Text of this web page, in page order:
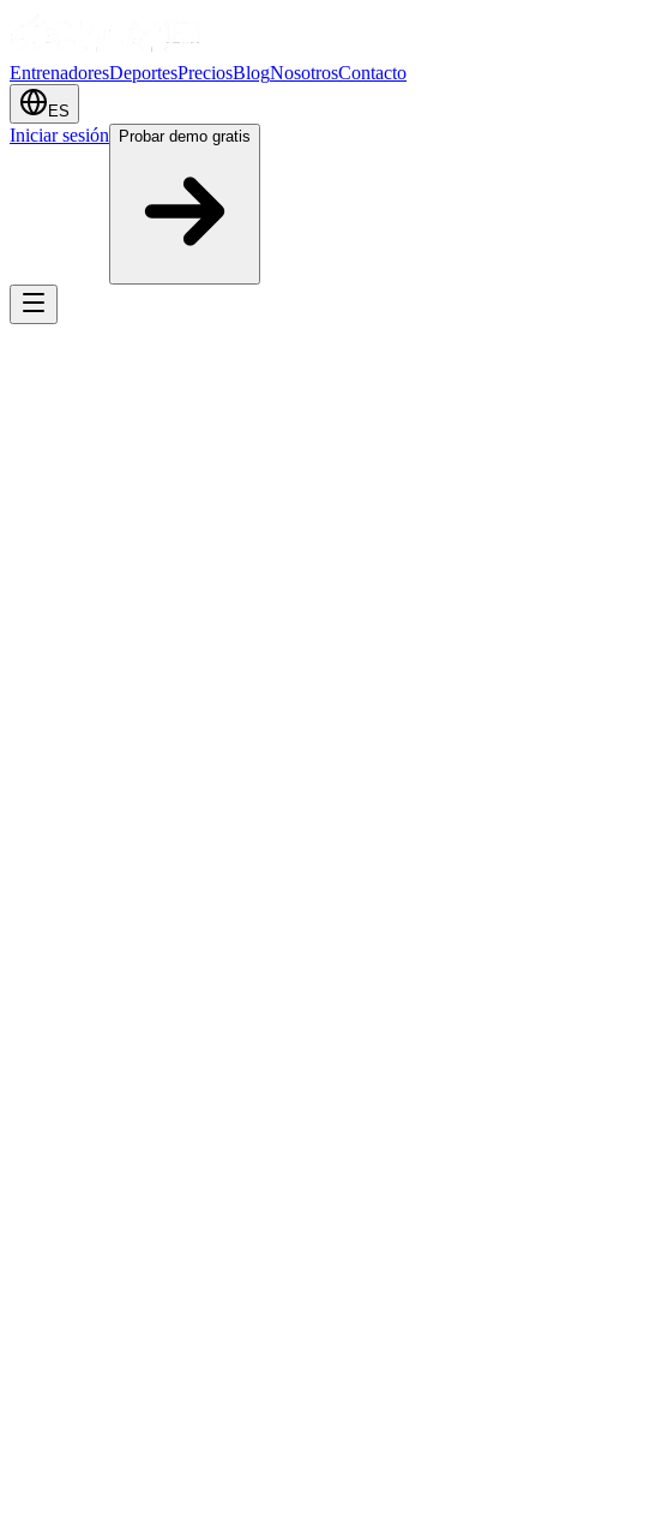
EntrenadoresDeportesPreciosBlogNosotrosContacto
ES
Iniciar sesión Probar demo gratis